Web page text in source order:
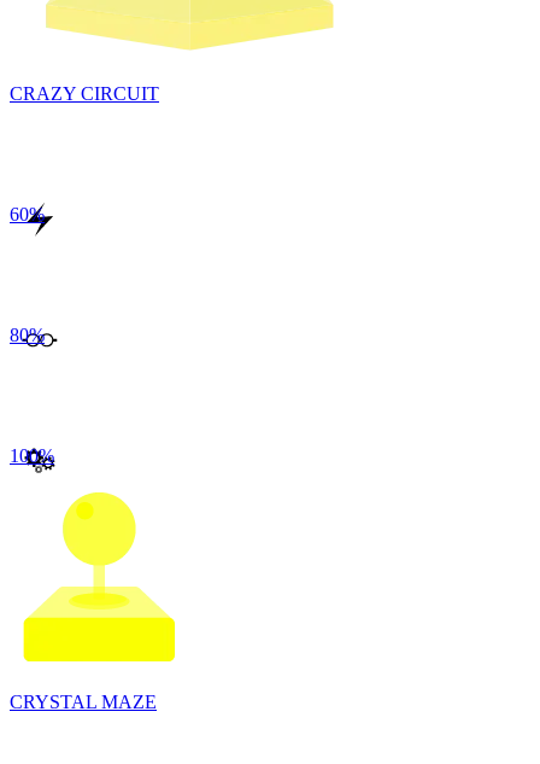
CRAZY CIRCUIT
60%
80%
100%
CRYSTAL MAZE